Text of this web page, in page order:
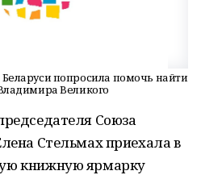
попросила помочь найти
Великого
Союза
Стельмах приехала в
книжную ярмарку